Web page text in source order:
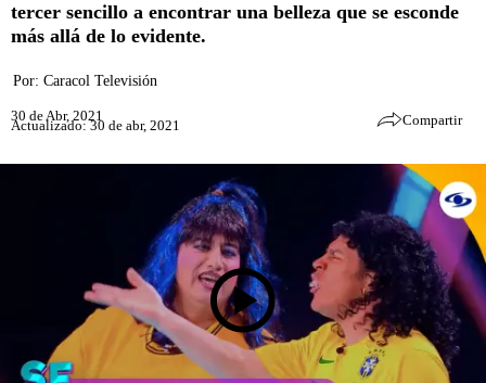
tercer sencillo a encontrar una belleza que se esconde
más allá de lo evidente.
Por: Caracol Televisión
30 de Abr, 2021
Actualizado: 30 de abr, 2021 Compartir